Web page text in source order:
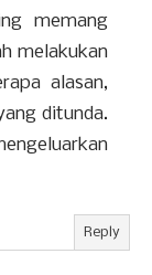
memang
melakukan
alasan,
ditunda.
Reply